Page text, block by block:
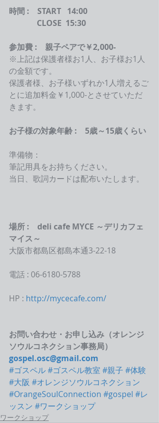
時間 :　START   14:00
          　CLOSE  15:30
参加費 :　親子ペアで￥2,000-
※上記は保護者様お1人、お子様お1人
の金額です。
保護者様、お子様いずれか1人増えるご
とに追加料金￥1,000-とさせていただ
きます。
お子様の対象年齢 :　5歳～15歳くらい
準備物：
筆記用具をお持ちください。
当日、歌詞カードは配布いたします。
場所 :　deli cafe MYCE ～デリカフェ
マイス～
大阪市都島区都島本通3-22-18
電話 : 06-6180-5788
HP : http://mycecafe.com/
お問い合わせ・お申し込み（オレンジ
ソウルコネクション事務局）
gospel.osc@gmail.com
#ゴスペル#ゴスペル教室 #親子 #体験
#大阪 #オレンジソウルコネクション
#OrangeSoulConnection #gospel #レ
ッスン #ワークショップ
ワークショップ